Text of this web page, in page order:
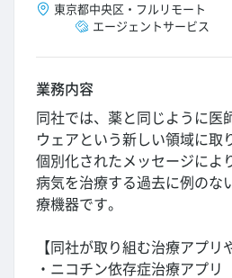
東京都中央区 ・ フルリモート
エージェントサービス
業務内容
同社では、薬と同じように医
ウェアという新しい領域に取
個別化されたメッセージによ
病気を治療する過去に例のな
療機器です。
【同社が取り組む治療アプリ
・ニコチン依存症治療アプリ